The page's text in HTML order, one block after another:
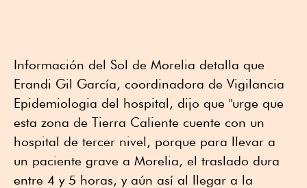
Información del Sol de Morelia detalla que
Erandi Gil García, coordinadora de Vigilancia
Epidemiologia del hospital, dijo que "urge que
esta zona de Tierra Caliente cuente con un
hospital de tercer nivel, porque para llevar a
un paciente grave a Morelia, el traslado dura
entre 4 y 5 horas, y aún así al llegar a la